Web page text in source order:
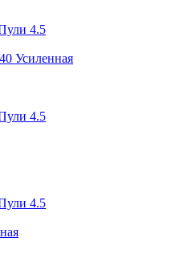
4.5
Усиленная
4.5
4.5